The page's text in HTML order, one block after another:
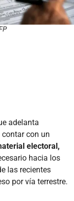
adelanta
con un
electoral,
hacia los
las recientes
por vía terrestre.